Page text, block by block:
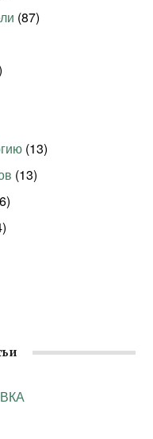
(87)
(13)
(13)